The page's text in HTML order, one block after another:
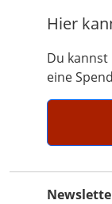
Hier
Du
eine